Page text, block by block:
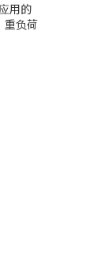
用的
重负荷